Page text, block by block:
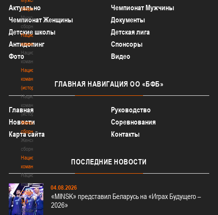
сборные
Мужские
сборные
Национальная
команда
Национальная
команда
Национальная
команда
(история)
Национальная
команда
(история)
Женские
сборные
Женские
сборные
Национальная
команда
Национальная
команда
Сборные
3х3
Сборные
Актуально
Чемпионат Мужчины
Чемпионат Женщины
Документы
Детские школы
Детская лига
Антидопинг
Спонсоры
Фото
Видео
ГЛАВНАЯ НАВИГАЦИЯ ОО «БФБ»
Главная
Руководство
Новости
Соревнования
Карта сайта
Контакты
ПОСЛЕДНИЕ НОВОСТИ
04.08.2026
«MINSK» представил Беларусь на «Играх Будущего –
2026»